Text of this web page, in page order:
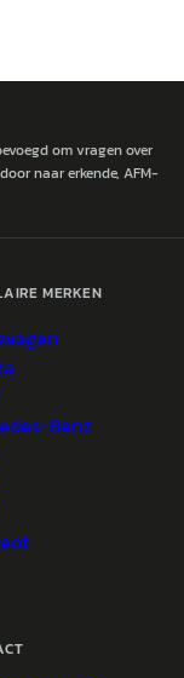
om vragen over
naar erkende, AFM-
MERKEN
Benz